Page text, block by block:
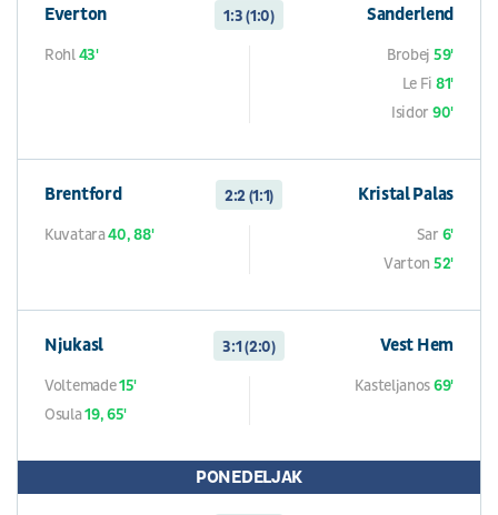
Everton 1:3 (1:0) Sanderlend
Rohl43' Brobej 59'
Le Fi 81'
Isidor 90'
Brentford 2:2 (1:1) Kristal Palas
Kuvatara40, 88' Sar 6'
Varton 52'
Njukasl 3:1 (2:0) Vest Hem
Voltemade15'
Osula19, 65'
Kasteljanos69'
PONEDELJAK